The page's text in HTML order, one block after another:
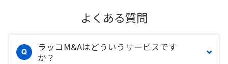
よくある質問
ラッコM&Aはどういうサービスです
か？